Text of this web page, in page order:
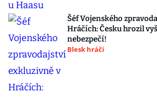
Šéf Vojenského
Hráčích: Česku hrozil
nebezpečí!
Blesk hráči